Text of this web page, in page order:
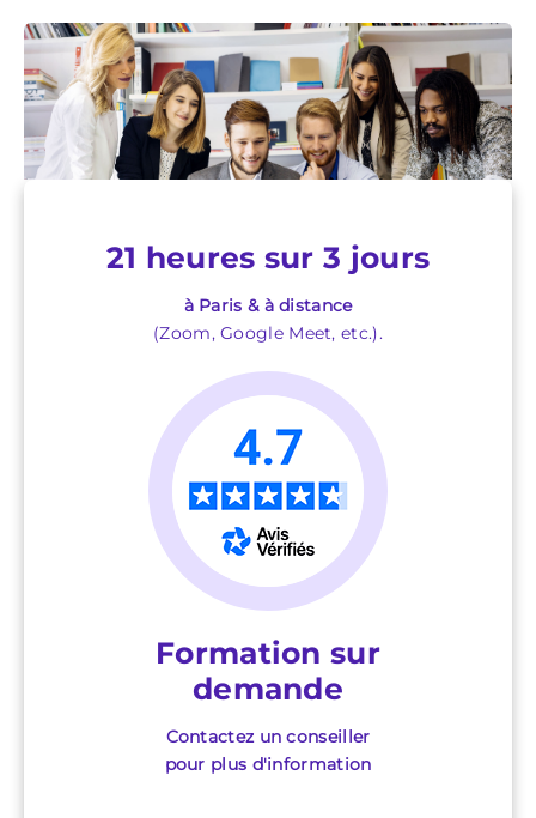
21 heures sur 3 jours
à Paris & à distance
(Zoom, Google Meet, etc.).
Formation sur
demande
Contactez un conseiller
pour plus d'information